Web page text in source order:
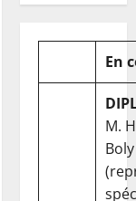
En
M.
Boly